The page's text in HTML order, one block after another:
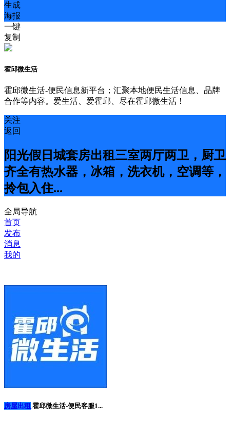
生成
海报
一键
复制
霍邱微生活
霍邱微生活-便民信息新平台；汇聚本地便民生活信息、品牌
合作等内容。爱生活、爱霍邱、尽在霍邱微生活！
关注
返回
阳光假日城套房出租三室两厅两卫，厨卫
齐全有热水器，冰箱，洗衣机，空调等，
拎包入住...
全局导航
首页
发布
消息
我的
房屋出租 霍邱微生活-便民客服1...